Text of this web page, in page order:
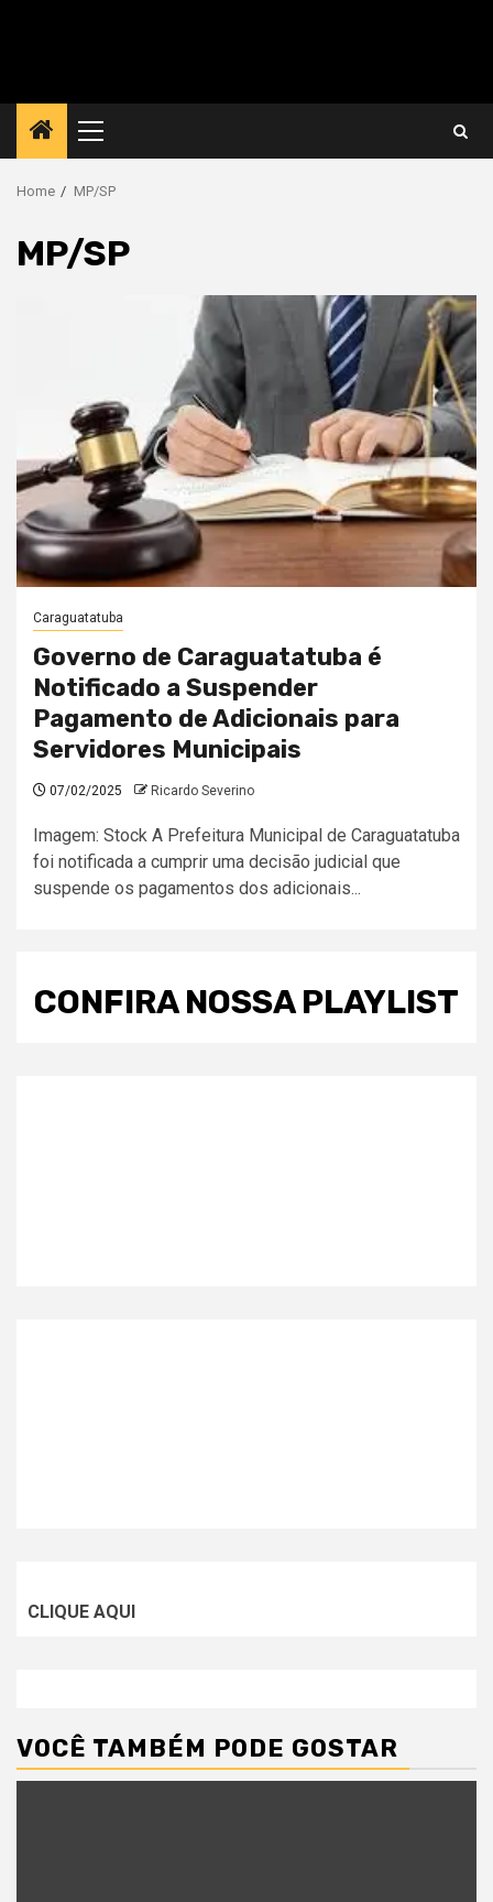
Primary
Menu
Home MP/SP
MP/SP
Caraguatatuba
Governo de Caraguatatuba é
Notificado a Suspender
Pagamento de Adicionais para
Servidores Municipais
07/02/2025 Ricardo Severino
Imagem: Stock A Prefeitura Municipal de Caraguatatuba
foi notificada a cumprir uma decisão judicial que
suspende os pagamentos dos adicionais...
CONFIRA NOSSA PLAYLIST
CLIQUE AQUI
VOCÊ TAMBÉM PODE GOSTAR